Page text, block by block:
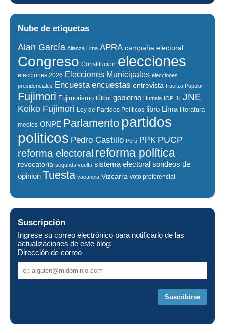
Nube de etiquetas
Alan García Alianza Lima APRA campaña electoral
Congreso Constitucion elecciones
elecciones 2026 Elecciones Municipales elecciones
presidenciales
Encuesta encuestas entrevista Fuerza Popular
Fujimori Fujimorismo fútbol gobierno Humala IOP IU JNE
Keiko Fujimori Ley de Partidos Políticos libro Lima literatura
medios ONPE Parlamento partidos
politicos Pedro Castillo Perú PPK PUCP
reforma electoral reforma política
revocatoria segunda vuelta sistema electoral sondeos de
opinion Tuesta vacancia Vizcarra voto preferencial
Suscripción
Ingrese su correo electrónico para notificarlo de las
actualizaciones de este blog:
Dirección de correo
de